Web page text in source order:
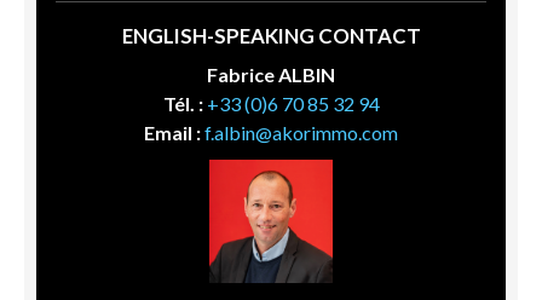
ENGLISH-SPEAKING CONTACT
Fabrice ALBIN
Tél. : +33 (0)6 70 85 32 94
Email :f.albin@akorimmo.com